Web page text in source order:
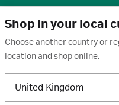
Shop in your local
Choose another country or
location and shop online.
United Kingdom
中国
条款 · 隐私政策